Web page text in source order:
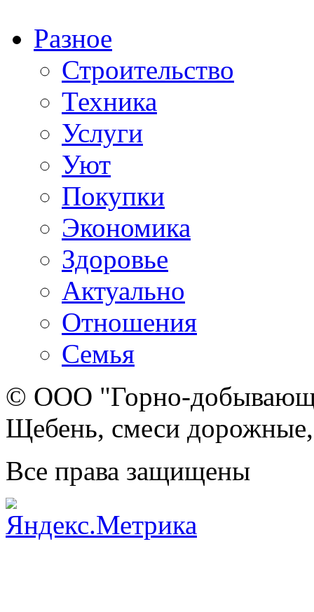
Разное
Строительство
Техника
Услуги
Уют
Покупки
Экономика
Здоровье
Актуально
Отношения
Семья
© ООО "Горно-
Щебень, смеси
Все права защищены